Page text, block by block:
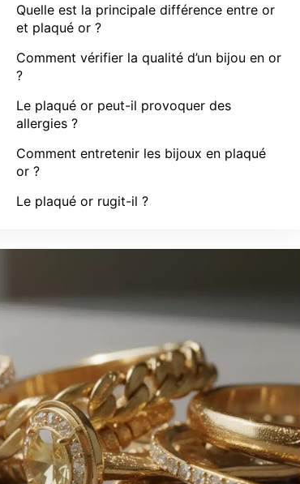
Quelle est la principale différence entre or
et plaqué or ?
Comment vérifier la qualité d’un bijou en or
?
Le plaqué or peut-il provoquer des
allergies ?
Comment entretenir les bijoux en plaqué
or ?
Le plaqué or rugit-il ?